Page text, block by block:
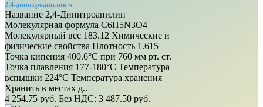
2,4-динитроанилин ч
Название 2,4-Динитроанилин
Молекулярная формула C6H5N3O4
Молекулярный вес 183.12 Химические и
физические свойства Плотность 1.615
Точка кипения 400.6°C при 760 мм рт. ст.
Точка плавления 177-180°C Температура
вспышки 224°C Температура хранения
Хранить в местах д..
4 254.75 руб. Без НДС: 3 487.50 руб.